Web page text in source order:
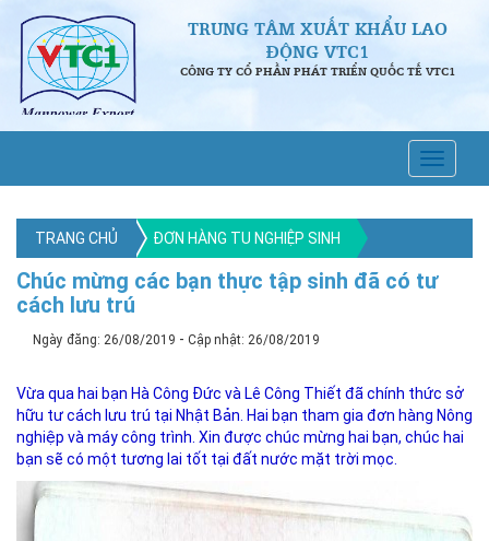
TRUNG TÂM XUẤT KHẨU LAO
ĐỘNG VTC1
CÔNG TY CỔ PHẦN PHÁT TRIỂN QUỐC TẾ VTC1
TRANG CHỦ ĐƠN HÀNG TU NGHIỆP SINH
Chúc mừng các bạn thực tập sinh đã có tư
cách lưu trú
Ngày đăng: 26/08/2019 - Cập nhật: 26/08/2019
Vừa qua hai bạn Hà Công Đức và Lê Công Thiết đã chính thức sở
hữu tư cách lưu trú tại Nhật Bản. Hai bạn tham gia đơn hàng Nông
nghiệp và máy công trình. Xin được chúc mừng hai bạn, chúc hai
bạn sẽ có một tương lai tốt tại đất nước mặt trời mọc.